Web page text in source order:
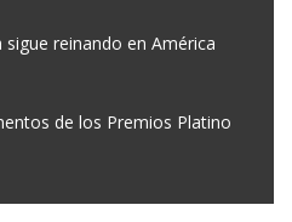
sigue reinando en América
de los Premios Platino